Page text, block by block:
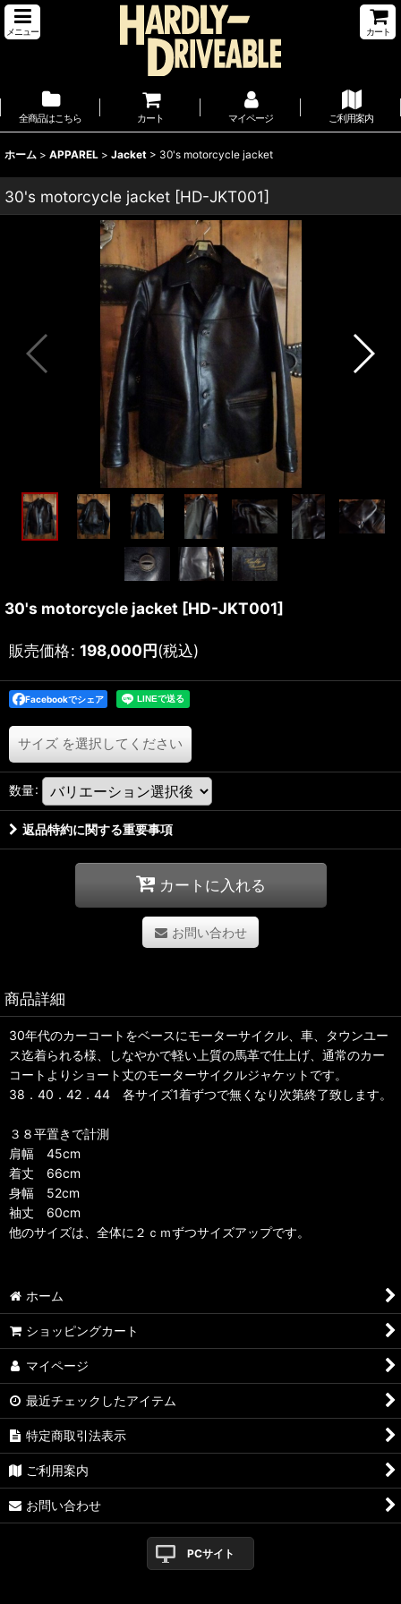
メニュー カート
全商品はこちら カート マイページ ご利用案内
ホーム > APPAREL > Jacket > 30's motorcycle jacket
30's motorcycle jacket [HD-JKT001]
30's motorcycle jacket [HD-JKT001]
販売価格: 198,000円(税込)
Facebookでシェア
サイズ を選択してください
数量:
返品特約に関する重要事項
カートに入れる
お問い合わせ
商品詳細
30年代のカーコートをベースにモーターサイクル、車、タウンユー
ス迄着られる様、しなやかで軽い上質の馬革で仕上げ、通常のカー
コートよりショート丈のモーターサイクルジャケットです。
38．40．42．44 各サイズ1着ずつで無くなり次第終了致します。
３８平置きで計測
肩幅 45cm
着丈 66cm
身幅 52cm
袖丈 60cm
他のサイズは、全体に２ｃｍずつサイズアップです。
ホーム
ショッピングカート
マイページ
最近チェックしたアイテム
特定商取引法表示
ご利用案内
お問い合わせ
PCサイト